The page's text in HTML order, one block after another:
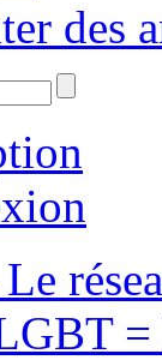
des
=